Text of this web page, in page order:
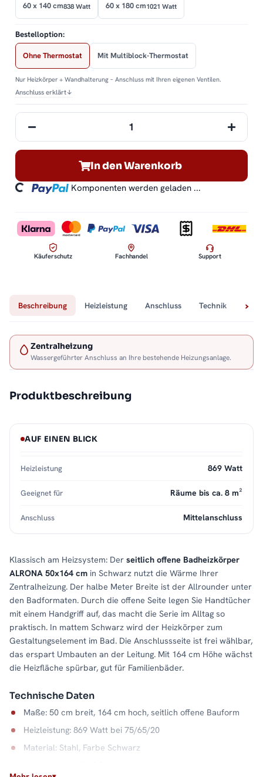
60 x 140 cm838 Watt 60 x 180 cm1021 Watt
Bestelloption:
Ohne Thermostat Mit Multiblock-Thermostat
Nur Heizkörper + Wandhalterung – Anschluss mit Ihren eigenen Ventilen.
Anschluss erklärt↓
In den Warenkorb
Komponenten werden geladen ...
Käuferschutz Fachhandel Support
Beschreibung Heizleistung Anschluss Technik
Zentralheizung
Wassergeführter Anschluss an Ihre bestehende Heizungsanlage.
Produktbeschreibung
Klassisch am Heizsystem: Der seitlich offene Badheizkörper
ALRONA 50x164 cm in Schwarz nutzt die Wärme Ihrer
Zentralheizung. Der halbe Meter Breite ist der Allrounder unter
den Badformaten. Durch die offene Seite legen Sie Handtücher
mit einem Handgriff auf, das macht die Serie im Alltag so
praktisch. In mattem Schwarz wird der Heizkörper zum
Gestaltungselement im Bad. Die Anschlussseite ist frei wählbar,
das erspart Umbauten an der Leitung. Mit 164 cm Höhe wächst
die Heizfläche spürbar, gut für Familienbäder.
Technische Daten
Maße: 50 cm breit, 164 cm hoch, seitlich offene Bauform
Heizleistung: 869 Watt bei 75/65/20
Material: Stahl, Farbe Schwarz
AUF EINEN BLICK
Heizleistung 869 Watt
Geeignet für Räume bis ca. 8 m²
Anschluss Mittelanschluss